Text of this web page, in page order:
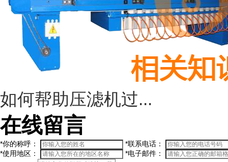
如何帮助压滤机过...
在线留言
*你的称呼： *联系电话：
*使用地区： *电子邮件：